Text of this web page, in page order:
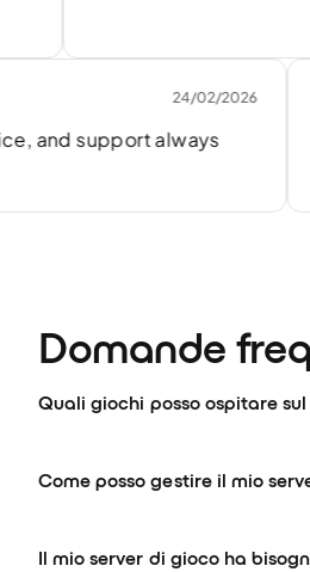
24/02/2026
support always
Domande
Quali giochi posso ospitare
Come posso gestire il mio
Il mio server di gioco ha